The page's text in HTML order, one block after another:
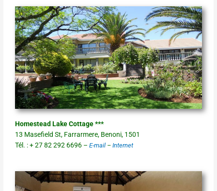
Homestead Lake Cottage ***
13 Masefield St, Farrarmere, Benoni, 1501
Tél. : + 27 82 292 6696 –E-mail –Internet